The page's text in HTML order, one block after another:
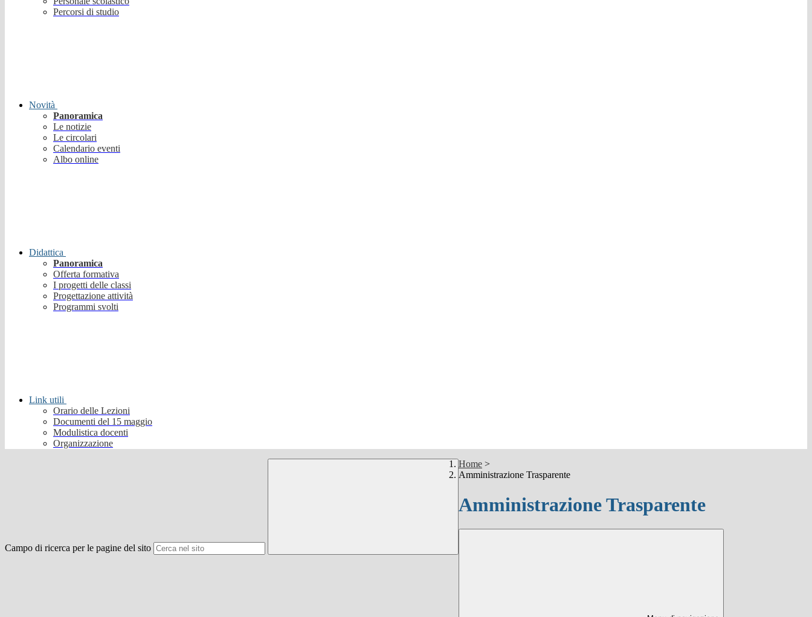
Percorsi di studio
Novità
Panoramica
Le notizie
Le circolari
Calendario eventi
Albo online
Didattica
Panoramica
Offerta formativa
I progetti delle classi
Progettazione attività
Programmi svolti
Link utili
Orario delle Lezioni
Documenti del 15 maggio
Modulistica docenti
Organizzazione
Campo di ricerca per le pagine del sito
Home >
Amministrazione Trasparente
Amministrazione Trasparente